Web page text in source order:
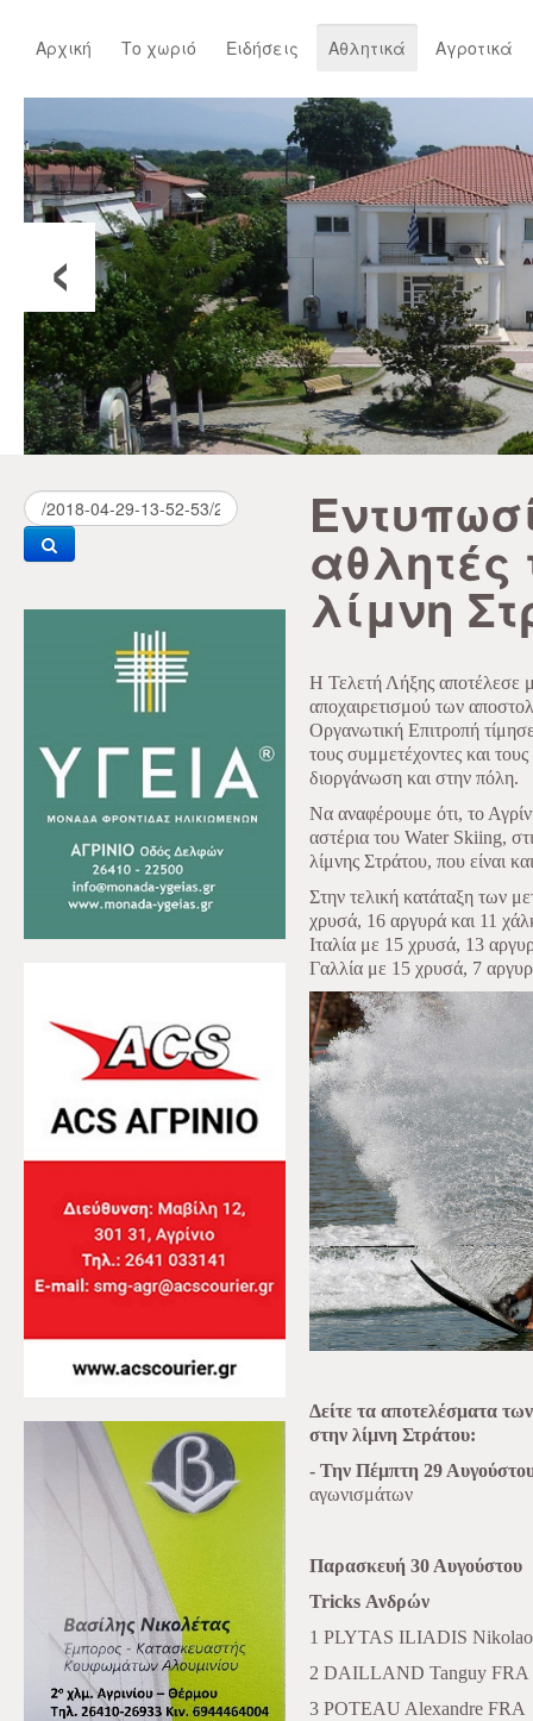
Αρχική Το χωριό Ειδήσεις Αθλητικά Αγροτικά
‹
αθλητές
λίμνη
Η Τελετή Λήξης αποτέλεσε
αποχαιρετισμού των
Οργανωτική Επιτροπή
τους συμμετέχοντες και
διοργάνωση και στην πόλη.
Να αναφέρουμε ότι, το
αστέρια του Water Skiing,
λίμνης Στράτου, που είναι
Στην τελική κατάταξη των
χρυσά, 16 αργυρά και 11
Ιταλία με 15 χρυσά, 13
Γαλλία με 15 χρυσά, 7
Δείτε τα αποτελέσματα
στην λίμνη Στράτου:
- Την Πέμπτη 29
αγωνισμάτων
Παρασκευή 30 Αυγούστου
Tricks Ανδρών
1 PLYTAS ILIADIS
2 DAILLAND Tanguy FRA
3 POTEAU Alexandre FRA